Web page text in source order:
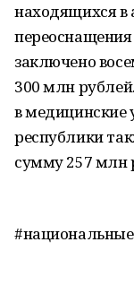
находящихся в
заключено
300 млн
в медицинские
республики
сумму 257 млн